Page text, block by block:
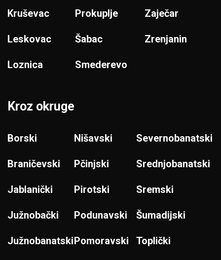
Kruševac
Leskovac
Loznica
Prokuplje
Šabac
Smederevo
Zaječar
Zrenjanin
Kroz okruge
Borski
Braničevski
Jablanički
Južnobački
Južnobanatski
Nišavski
Pčinjski
Pirotski
Podunavski
Pomoravski
Severnobanatski
Srednjobanatski
Sremski
Šumadijski
Toplički